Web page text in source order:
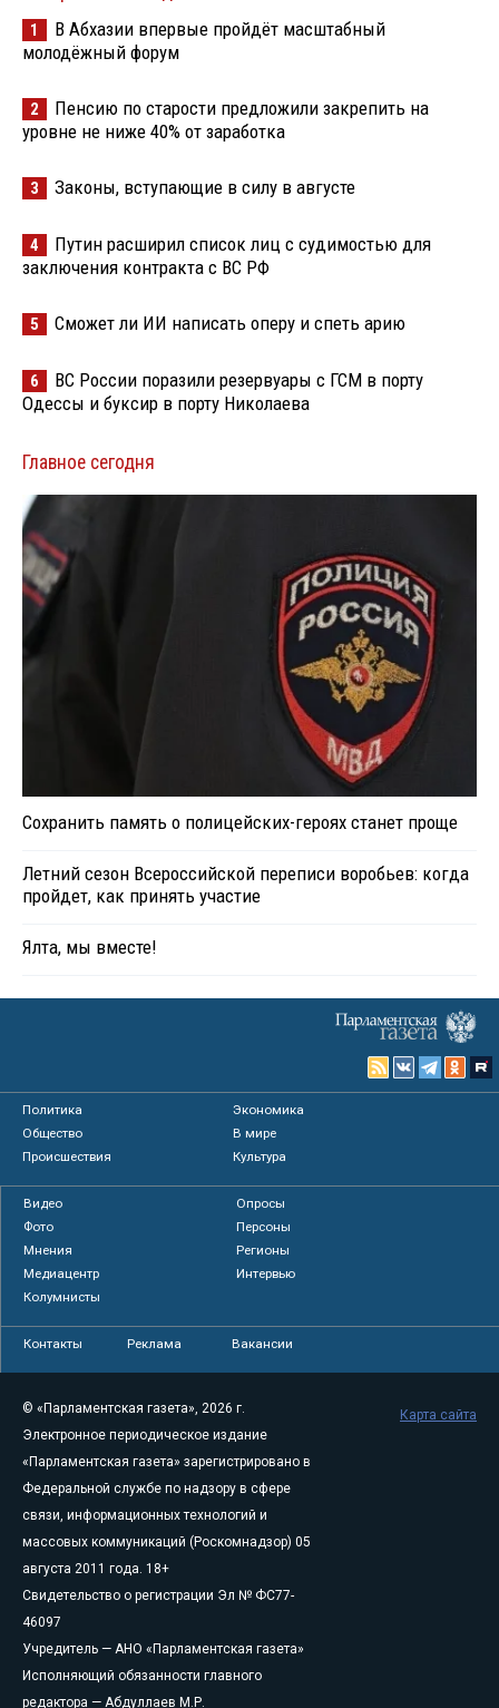
1
В Абхазии впервые пройдёт масштабный
молодёжный форум
2
Пенсию по старости предложили закрепить на
уровне не ниже 40% от заработка
3 Законы, вступающие в силу в августе
4
Путин расширил список лиц с судимостью для
заключения контракта с ВС РФ
5 Сможет ли ИИ написать оперу и спеть арию
6
ВС России поразили резервуары с ГСМ в порту
Одессы и буксир в порту Николаева
Главное сегодня
Сохранить память о полицейских-героях станет проще
Летний сезон Всероссийской переписи воробьев: когда
пройдет, как принять участие
Ялта, мы вместе!
Политика
Экономика
Общество
В мире
Происшествия
Культура
Видео
Опросы
Фото
Персоны
Мнения
Регионы
Медиацентр
Интервью
Колумнисты
Контакты Реклама Вакансии
© «Парламентская газета», 2026 г.
Электронное периодическое издание
«Парламентская газета» зарегистрировано в
Федеральной службе по надзору в сфере
связи, информационных технологий и
массовых коммуникаций (Роскомнадзор) 05
августа 2011 года. 18+
Свидетельство о регистрации Эл № ФС77-
46097
Учредитель — АНО «Парламентская газета»
Исполняющий обязанности главного
редактора — Абдуллаев М.Р.
Карта сайта